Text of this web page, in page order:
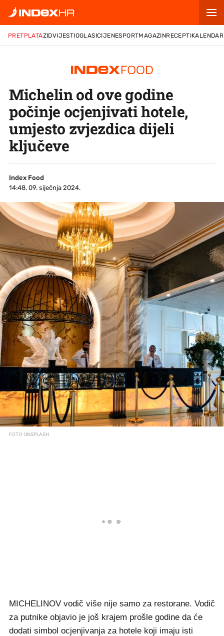
PRETPLATAZIDVIJESTIOGLASICIJENESPORTMAGAZINRECEPTIKALENDAR
Michelin od ove godine
počinje ocjenjivati hotele,
umjesto zvjezdica dijeli
ključeve
Index Food
14:48, 09. siječnja 2024.
FOTO: UNSPLASH
MICHELINOV vodič više nije samo za restorane. Vodič
za putnike objavio je još krajem prošle godine da će
dodati simbol ocjenjivanja za hotele koji imaju isti